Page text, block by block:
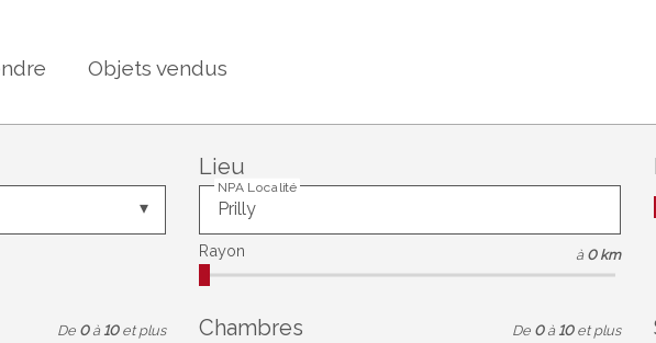
Objets vendus
Lieu
NPA Localité
Rayon à 0 km
De 0 à 10 et plus Chambres De 0 à 10 et plus